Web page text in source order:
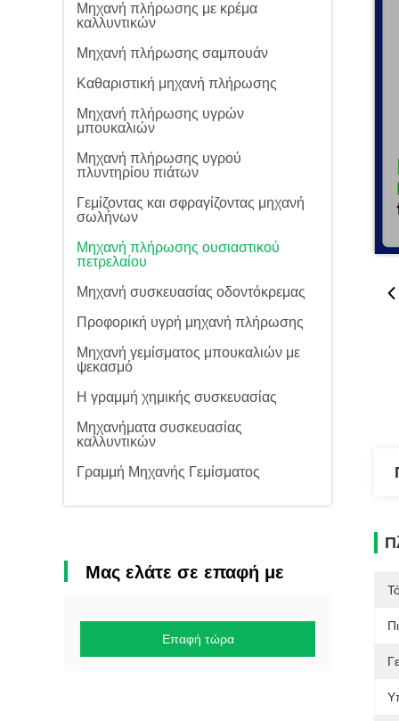
Μηχανή πλήρωσης με κρέμα
καλλυντικών
Μηχανή πλήρωσης σαμπουάν
Καθαριστική μηχανή πλήρωσης
Μηχανή πλήρωσης υγρών
μπουκαλιών
Μηχανή πλήρωσης υγρού
πλυντηρίου πιάτων
Γεμίζοντας και σφραγίζοντας μηχανή
σωλήνων
Μηχανή πλήρωσης ουσιαστικού
πετρελαίου
Μηχανή συσκευασίας οδοντόκρεμας
Προφορική υγρή μηχανή πλήρωσης
Μηχανή γεμίσματος μπουκαλιών με
ψεκασμό
Η γραμμή χημικής συσκευασίας
Μηχανήματα συσκευασίας
καλλυντικών
Γραμμή Μηχανής Γεμίσματος
Μας ελάτε σε επαφή με
Επαφή τώρα